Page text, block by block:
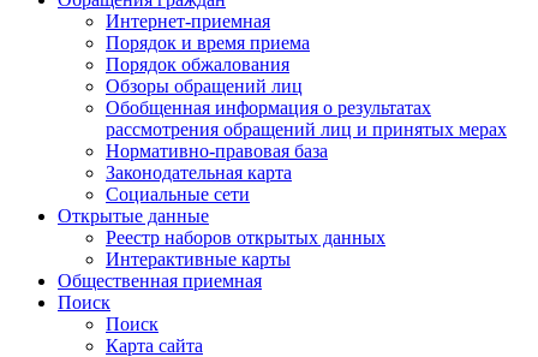
Интернет-приемная
Порядок и время приема
Порядок обжалования
Обзоры обращений лиц
Обобщенная информация о результатах
рассмотрения обращений лиц и принятых мерах
Нормативно-правовая база
Законодательная карта
Социальные сети
Открытые данные
Реестр наборов открытых данных
Интерактивные карты
Общественная приемная
Поиск
Поиск
Карта сайта